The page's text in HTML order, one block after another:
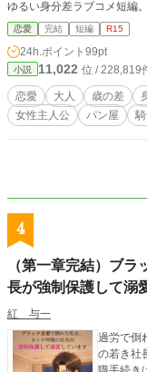
ゆるい身分差ラブコメ短編。
恋愛 完結 短編 R15
24h.ポイント 99pt
小説 11,022 位 / 228,819
恋愛 大人 歳の差
女性主人公
パン屋
4
（第一章完結）ブ
長が強制保護して溺
紅 与一
過労で倒
の若き社長。 「もう君は、僕の管理下だよ」